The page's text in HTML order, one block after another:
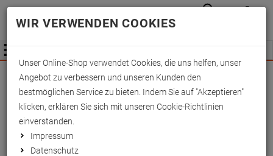
Wichtige Änderung für Fachhändler zum
01.09.2026 -Mehr Informationen hier
Anmelden
Menü
WIR VERWENDEN COOKIES
Unser Online-Shop verwendet Cookies, die uns helfen, unser
Angebot zu verbessern und unseren Kunden den
bestmöglichen Service zu bieten. Indem Sie auf "Akzeptieren"
klicken, erklären Sie sich mit unseren Cookie-Richtlinien
einverstanden.
Impressum
Datenschutz